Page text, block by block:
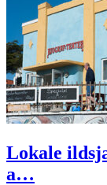
Lokale
a…